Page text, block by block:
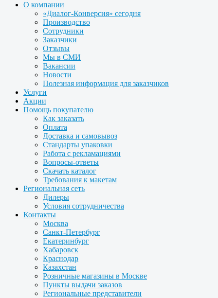
О компании
«Диалог-Конверсия» сегодня
Производство
Сотрудники
Заказчики
Отзывы
Мы в СМИ
Вакансии
Новости
Полезная информация для заказчиков
Услуги
Акции
Помощь покупателю
Как заказать
Оплата
Доставка и самовывоз
Стандарты упаковки
Работа с рекламациями
Вопросы-ответы
Скачать каталог
Требования к макетам
Региональная сеть
Дилеры
Условия сотрудничества
Контакты
Москва
Санкт-Петербург
Екатеринбург
Хабаровск
Краснодар
Казахстан
Розничные магазины в Москве
Пункты выдачи заказов
Региональные представители